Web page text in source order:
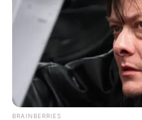
BRAINBERRIES